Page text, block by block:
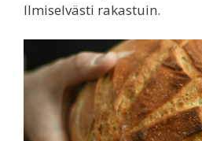
Ilmiselvästi rakastuin.